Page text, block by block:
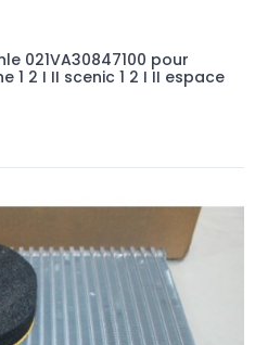
021VA30847100 pour
1 2 I II scenic 1 2 I II espace